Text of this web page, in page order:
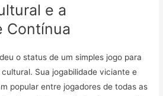
e a
Contínua
o status de um simples jogo para
Sua jogabilidade viciante e
popular entre jogadores de todas as